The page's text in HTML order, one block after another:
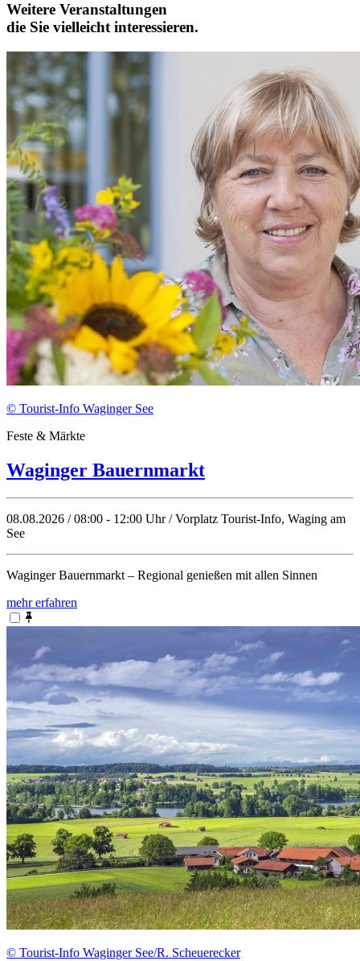
Weitere Veranstaltungen
die Sie vielleicht interessieren.
© Tourist-Info Waginger See
Feste & Märkte
Waginger Bauernmarkt
08.08.2026 / 08:00 - 12:00 Uhr / Vorplatz Tourist-Info, Waging am
See
Waginger Bauernmarkt – Regional genießen mit allen Sinnen
mehr erfahren
© Tourist-Info Waginger See/R. Scheuerecker